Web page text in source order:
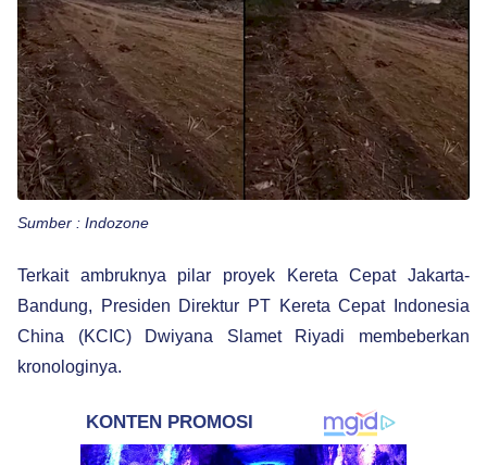
Sumber : Indozone
Terkait ambruknya pilar proyek Kereta Cepat Jakarta-
Bandung, Presiden Direktur PT Kereta Cepat Indonesia
China (KCIC) Dwiyana Slamet Riyadi membeberkan
kronologinya.